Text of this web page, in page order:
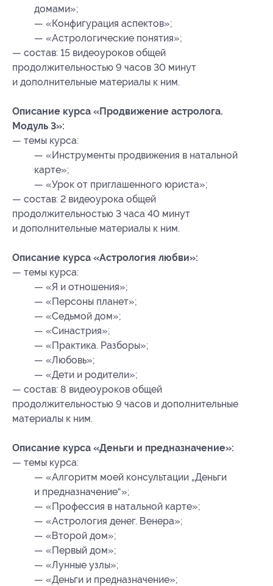
домами»;
— «Конфигурация аспектов»;
— «Астрологические понятия»;
— состав: 15 видеоуроков общей
продолжительностью 9 часов 30 минут
и дополнительные материалы к ним.
Описание курса «Продвижение астролога.
Модуль 3»:
— темы курса:
— «Инструменты продвижения в натальной
карте»;
— «Урок от приглашенного юриста»;
— состав: 2 видеоурока общей
продолжительностью 3 часа 40 минут
и дополнительные материалы к ним.
Описание курса «Астрология любви»:
— темы курса:
— «Я и отношения»;
— «Персоны планет»;
— «Седьмой дом»;
— «Синастрия»;
— «Практика. Разборы»;
— «Любовь»;
— «Дети и родители»;
— состав: 8 видеоуроков общей
продолжительностью 9 часов и дополнительные
материалы к ним.
Описание курса «Деньги и предназначение»:
— темы курса:
— «Алгоритм моей консультации „Деньги
и предназначение“»;
— «Профессия в натальной карте»;
— «Астрология денег. Венера»;
— «Второй дом»;
— «Первый дом»;
— «Лунные узлы»;
— «Деньги и предназначение»;